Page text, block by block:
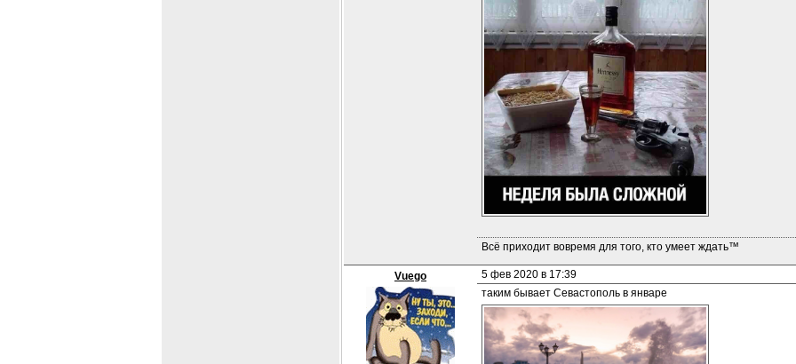
Всё приходит вовремя для того, кто умеет ждать™
Vuego 5 фев 2020 в 17:39
таким бывает Севастополь в январе